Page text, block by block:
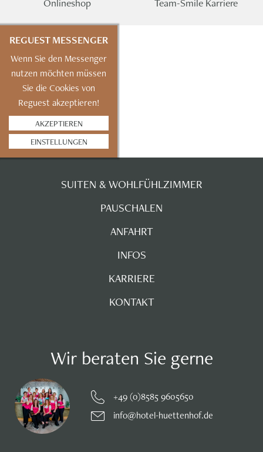
Onlineshop Team-Smile Karriere
REGUEST MESSENGER
Wenn Sie den Messenger
nutzen möchten müssen
Sie die Cookies von
Reguest akzeptieren!
AKZEPTIEREN
EINSTELLUNGEN
SUITEN & WOHLFÜHLZIMMER
PAUSCHALEN
ANFAHRT
INFOS
KARRIERE
KONTAKT
Wir beraten Sie gerne
+49 (0)8585 9605650
info@hotel-huettenhof.de